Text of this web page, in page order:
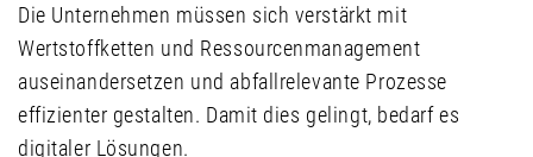
Die Unternehmen müssen sich verstärkt mit
Wertstoffketten und Ressourcenmanagement
auseinandersetzen und abfallrelevante Prozesse
effizienter gestalten. Damit dies gelingt, bedarf es
digitaler Lösungen.